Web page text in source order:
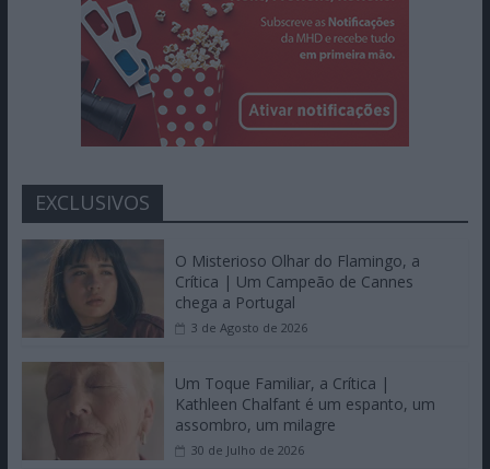
EXCLUSIVOS
O Misterioso Olhar do Flamingo, a
Crítica | Um Campeão de Cannes
chega a Portugal
3 de Agosto de 2026
Um Toque Familiar, a Crítica |
Kathleen Chalfant é um espanto, um
assombro, um milagre
30 de Julho de 2026